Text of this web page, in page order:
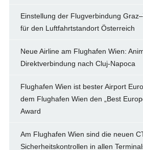
Einstellung der Flugverbindung
für den Luftfahrtstandort Österreich
Neue Airline am Flughafen Wien:
Direktverbindung nach Cluj-Napoca
Flughafen Wien ist bester Airport
dem Flughafen Wien den „Best
Award
Am Flughafen Wien sind die neuen
Sicherheitskontrollen in allen